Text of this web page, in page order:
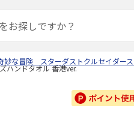
妙な冒険 スターダストクルセイダー
ハンドタオル 香港ver.